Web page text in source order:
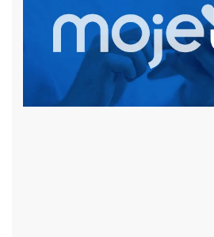
czytaj więcej